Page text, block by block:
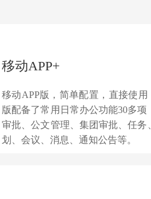
移动APP+
移动APP版，简单配置，直接使用
版配备了常用日常办公功能30多项
审批、公文管理、集团审批、任务
划、会议、消息、通知公告等。